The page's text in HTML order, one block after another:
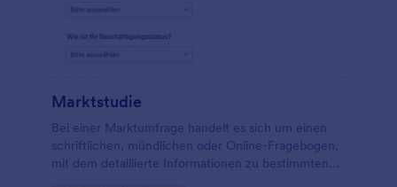
Marktstudie
Bei einer Marktumfrage handelt es sich um einen
schriftlichen, mündlichen oder Online-Fragebogen,
mit dem detaillierte Informationen zu bestimmten